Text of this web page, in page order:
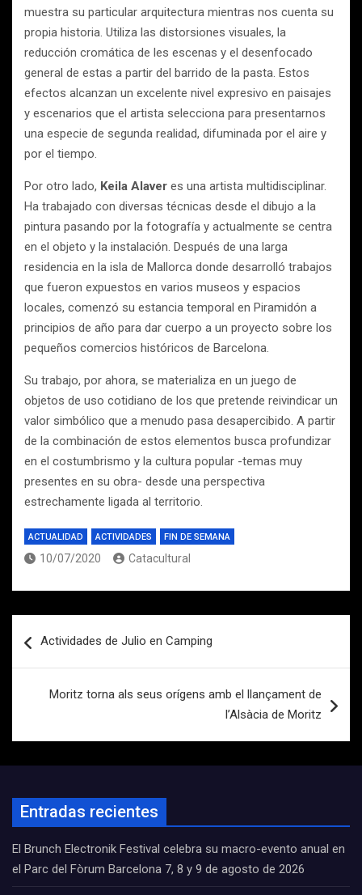
muestra su particular arquitectura mientras nos cuenta su
propia historia. Utiliza las distorsiones visuales, la
reducción cromática de les escenas y el desenfocado
general de estas a partir del barrido de la pasta. Estos
efectos alcanzan un excelente nivel expresivo en paisajes
y escenarios que el artista selecciona para presentarnos
una especie de segunda realidad, difuminada por el aire y
por el tiempo.
Por otro lado, Keila Alaver es una artista multidisciplinar.
Ha trabajado con diversas técnicas desde el dibujo a la
pintura pasando por la fotografía y actualmente se centra
en el objeto y la instalación. Después de una larga
residencia en la isla de Mallorca donde desarrolló trabajos
que fueron expuestos en varios museos y espacios
locales, comenzó su estancia temporal en Piramidón a
principios de año para dar cuerpo a un proyecto sobre los
pequeños comercios históricos de Barcelona.
Su trabajo, por ahora, se materializa en un juego de
objetos de uso cotidiano de los que pretende reivindicar un
valor simbólico que a menudo pasa desapercibido. A partir
de la combinación de estos elementos busca profundizar
en el costumbrismo y la cultura popular -temas muy
presentes en su obra- desde una perspectiva
estrechamente ligada al territorio.
ACTUALIDAD ACTIVIDADES FIN DE SEMANA
10/07/2020 Catacultural
de
Actividades de Julio en Camping
Moritz torna als seus orígens amb el llançament de
l’Alsàcia de Moritz
Entradas recientes
El Brunch Electronik Festival celebra su macro-evento anual en
el Parc del Fòrum Barcelona 7, 8 y 9 de agosto de 2026